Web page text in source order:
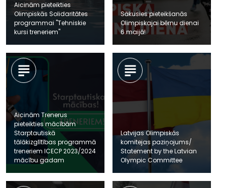
Aicinām pieteikties
Olimpiskās Solidaritātes
programmai "Tehniskie
kursi treneriem"
Sākusies pieteikšanās
Olimpiskajai bērnu dienai
6.maijā!
Aicinām Trenerus
pieteikties mācībām
Starptautiskā
tālākizglītības programmā
treneriem ICECP 2023/2024
mācību gadam
Latvijas Olimpiskās
komitejas paziņojums/
Statement by the Latvian
Olympic Committee